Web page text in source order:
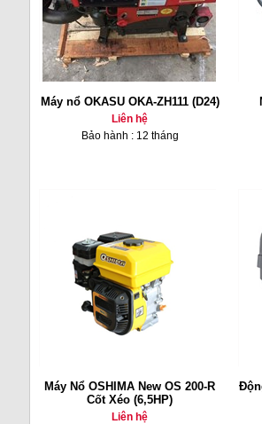
Máy nổ OKASU OKA-ZH111 (D24)
Liên hệ
Bảo hành : 12 tháng
Máy Nổ OSHIMA New OS 200-R
Cốt Xéo (6,5HP)
Liên hệ